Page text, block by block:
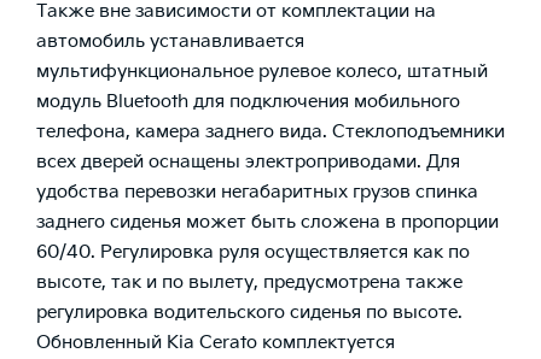
Также вне зависимости от комплектации на
автомобиль устанавливается
мультифункциональное рулевое колесо, штатный
модуль Bluetooth для подключения мобильного
телефона, камера заднего вида. Стеклоподъемники
всех дверей оснащены электроприводами. Для
удобства перевозки негабаритных грузов спинка
заднего сиденья может быть сложена в пропорции
60/40. Регулировка руля осуществляется как по
высоте, так и по вылету, предусмотрена также
регулировка водительского сиденья по высоте.
Обновленный Kia Cerato комплектуется